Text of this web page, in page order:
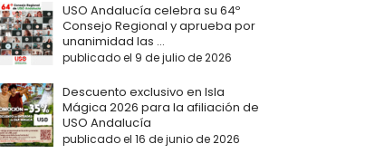
USO Andalucía celebra su 64º
Consejo Regional y aprueba por
unanimidad las ...
publicado el 9 de julio de 2026
Descuento exclusivo en Isla
Mágica 2026 para la afiliación de
USO Andalucía
publicado el 16 de junio de 2026